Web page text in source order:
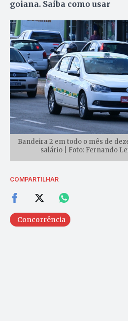
goiana. Saiba como usar
Bandeira 2 em todo o mês de
salário | Foto: Fernando
COMPARTILHAR
Concorrência